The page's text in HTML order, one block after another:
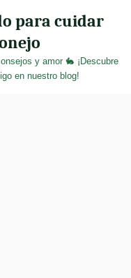
para cuidar
y amor 🐇 ¡Descubre
en nuestro blog!